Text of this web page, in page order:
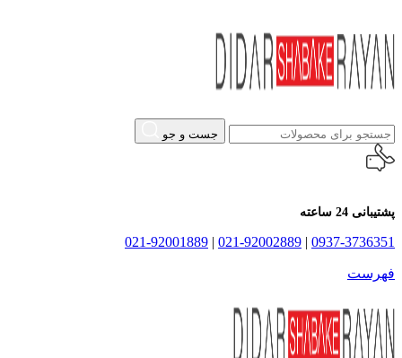
جست و جو
پشتیبانی 24 ساعته
0937-3736351
|
021-92002889
|
021-92001889
فهرست